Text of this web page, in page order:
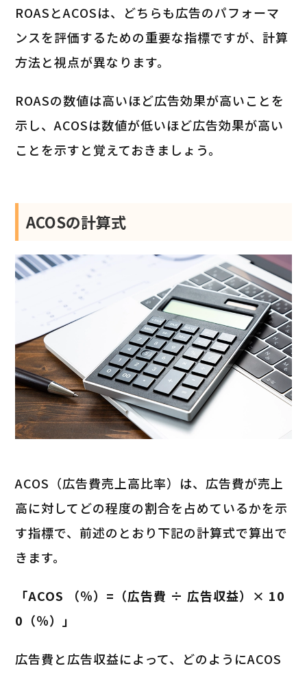
ROASとACOSは、どちらも広告のパフォーマ
ンスを評価するための重要な指標ですが、計算
方法と視点が異なります。
ROASの数値は高いほど広告効果が高いことを
示し、ACOSは数値が低いほど広告効果が高い
ことを示すと覚えておきましょう。
ACOSの計算式
ACOS（広告費売上高比率）は、広告費が売上
高に対してどの程度の割合を占めているかを示
す指標で、前述のとおり下記の計算式で算出で
きます。
「ACOS （％）=（広告費 ÷ 広告収益）× 10
0（％）」
広告費と広告収益によって、どのようにACOS